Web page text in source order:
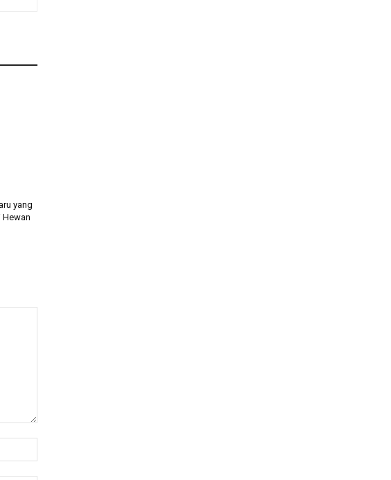
yang
Hewan